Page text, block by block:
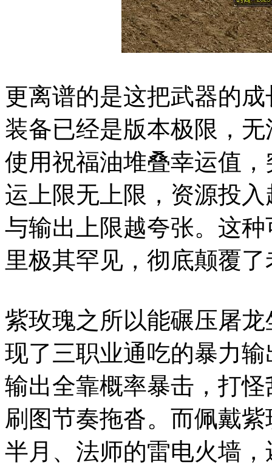
更离谱的是这把武器的
装备已经是版本极限，
使用祝福油堆叠幸运值
运上限无上限，资源投
与输出上限越夸张。这
里极其罕见，彻底颠覆
紫玫瑰之所以能碾压屠
现了三职业通吃的暴力
输出全靠概率暴击，打
刷图节奏拖沓。而佩戴
半月、法师的雷电火墙